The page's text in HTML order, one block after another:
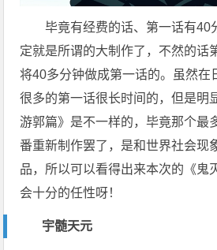
毕竟有经费的话、第一话有40
定就是所谓的大制作了，不然的话
将40多分钟做成第一话的。虽然在
很多的第一话很长时间的，但是明
游郭篇》是不一样的，毕竟那个最
番重新制作罢了，是和世界社会现
品，所以可以看得出来本次的《鬼
会十分的任性呀！
宇髄天元